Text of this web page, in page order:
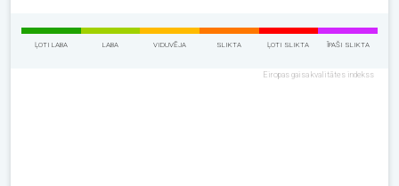
ĻOTI LABA LABA VIDUVĒJA SLIKTA ĻOTI SLIKTA ĪPAŠI SLIKTA
Eiropas gaisa kvalitātes indekss